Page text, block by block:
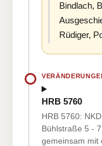
Bindlach,
Rüdiger,
HRB 5760
HRB 5760:
Bühlstraße 5 -
gemeinsam mit